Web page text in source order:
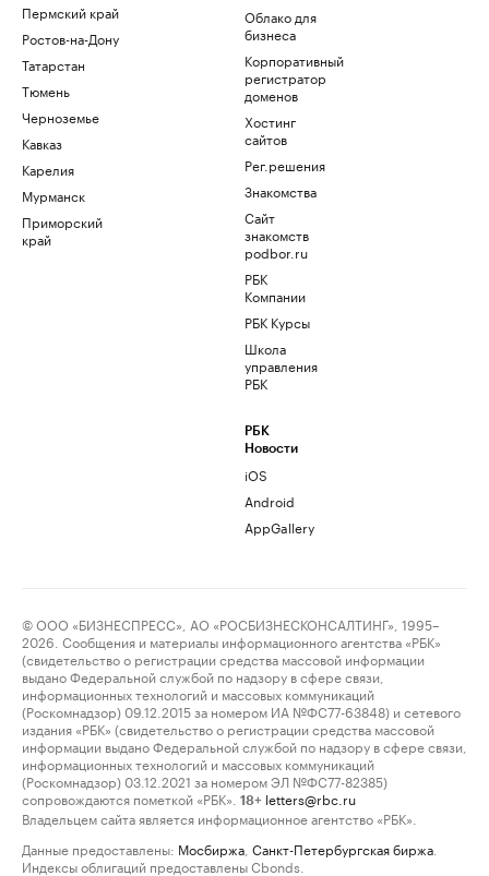
Пермский край
Ростов-на-Дону
Татарстан
Тюмень
Черноземье
Кавказ
Карелия
Мурманск
Приморский
край
Облако для
бизнеса
Корпоративный
регистратор
доменов
Хостинг
сайтов
Рег.решения
Знакомства
Сайт
знакомств
podbor.ru
РБК
Компании
РБК Курсы
Школа
управления
РБК
РБК
Новости
iOS
Android
AppGallery
© ООО «БИЗНЕСПРЕСС», АО «РОСБИЗНЕСКОНСАЛТИНГ», 1995–
2026. Сообщения и материалы информационного агентства «РБК»
(свидетельство о регистрации средства массовой информации
выдано Федеральной службой по надзору в сфере связи,
информационных технологий и массовых коммуникаций
(Роскомнадзор) 09.12.2015 за номером ИА №ФС77-63848) и сетевого
издания «РБК» (свидетельство о регистрации средства массовой
информации выдано Федеральной службой по надзору в сфере связи,
информационных технологий и массовых коммуникаций
(Роскомнадзор) 03.12.2021 за номером ЭЛ №ФС77-82385)
сопровождаются пометкой «РБК».
18+ letters@rbc.ru
Владельцем сайта является информационное агентство «РБК».
Данные предоставлены: Мосбиржа Санкт-Петербургская биржа
Индексы облигаций предоставлены Cbonds.